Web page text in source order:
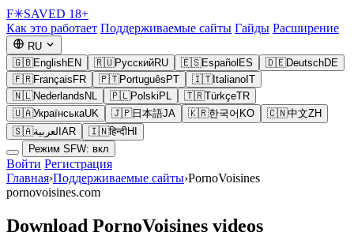
F✳SAVED 18+
Как это работает Поддерживаемые сайты Гайды Расширение
RU
🇬🇧EnglishEN 🇷🇺РусскийRU 🇪🇸Español ES 🇩🇪DeutschDE
🇫🇷Français FR 🇵🇹Português PT 🇮🇹Italiano IT
🇳🇱Nederlands NL 🇵🇱Polski PL 🇹🇷TürkçeTR
🇺🇦УкраїнськаUK 🇯🇵日本語JA 🇰🇷한국어 KO 🇨🇳中文ZH
🇸🇦العربية AR 🇮🇳हिन्दीHI
Режим SFW: вкл
Войти Регистрация
Главная›Поддерживаемые сайты›PornoVoisines
pornovoisines.com
Download PornoVoisines videos